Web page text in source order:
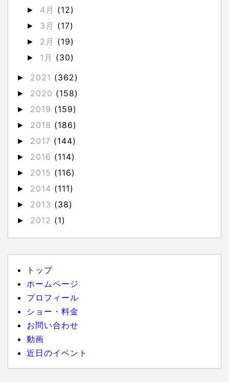
► 4月 (12)
► 3月 (17)
► 2月 (19)
► 1月 (30)
► 2021 (362)
► 2020 (158)
► 2019 (159)
► 2018 (186)
► 2017 (144)
► 2016 (114)
► 2015 (116)
► 2014 (111)
► 2013 (38)
► 2012 (1)
トップ
ホームページ
プロフィール
ショー・料金
お問い合わせ
動画
近日のイベント